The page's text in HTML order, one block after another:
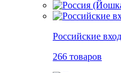
Российские
266 товаров